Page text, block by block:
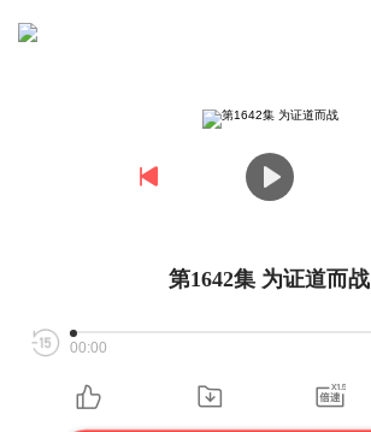
第1642集 为证道而战
00:00